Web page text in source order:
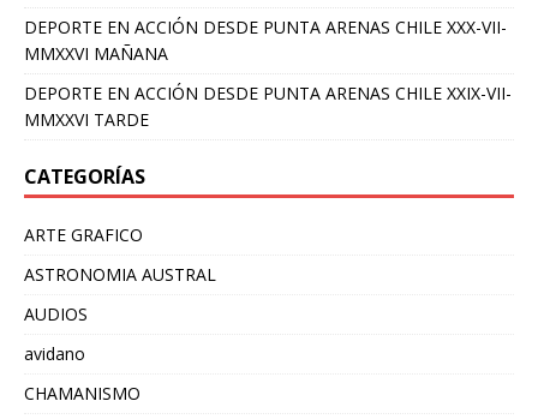
DEPORTE EN ACCIÓN DESDE PUNTA ARENAS CHILE XXX-VII-
MMXXVI MAÑANA
DEPORTE EN ACCIÓN DESDE PUNTA ARENAS CHILE XXIX-VII-
MMXXVI TARDE
CATEGORÍAS
ARTE GRAFICO
ASTRONOMIA AUSTRAL
AUDIOS
avidano
CHAMANISMO